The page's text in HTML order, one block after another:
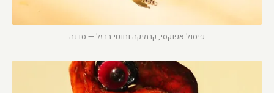
פיסול אפוקסי, קרמיקה וחוטי ברזל — סדנה